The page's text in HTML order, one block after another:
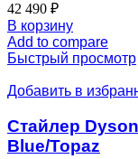
42 490 ₽
В корзину
Add to compare
Быстрый просмотр
Добавить в
Стайлер
Blue/Topaz